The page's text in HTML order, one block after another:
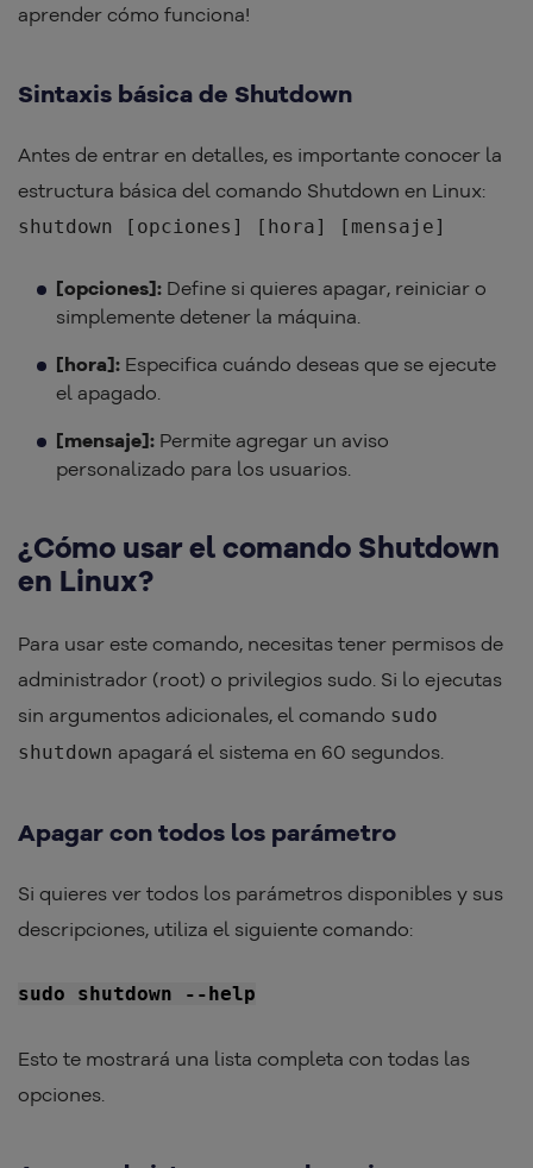
aprender cómo funciona!
Sintaxis básica de Shutdown
Antes de entrar en detalles, es importante conocer la
estructura básica del comando Shutdown en Linux:
shutdown [opciones] [hora] [mensaje]
[opciones]: Define si quieres apagar, reiniciar o
simplemente detener la máquina.
[hora]: Especifica cuándo deseas que se ejecute
el apagado.
[mensaje]: Permite agregar un aviso
personalizado para los usuarios.
¿Cómo usar el comando Shutdown
en Linux?
Para usar este comando, necesitas tener permisos de
administrador (root) o privilegios sudo. Si lo ejecutas
sin argumentos adicionales, el comando sudo
shutdown apagará el sistema en 60 segundos.
Apagar con todos los parámetro
Si quieres ver todos los parámetros disponibles y sus
descripciones, utiliza el siguiente comando:
sudo shutdown --help
Esto te mostrará una lista completa con todas las
opciones.